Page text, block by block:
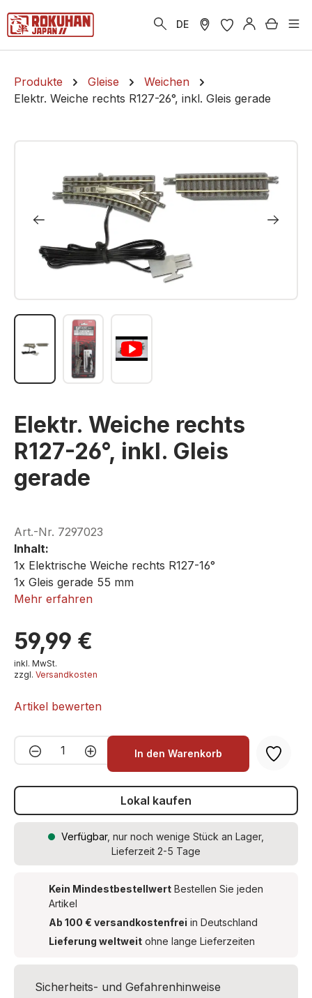
springen DE
Produkte Gleise
Weichen
Elektr. Weiche rechts R127-26°, inkl. Gleis gerade
Bildergalerie überspringen
Elektr. Weiche rechts
R127-26°, inkl. Gleis
gerade
Art.-Nr. 7297023
Inhalt:
1x Elektrische Weiche rechts R127-16°
1x Gleis gerade 55 mm
Mehr erfahren
59,99 €
inkl. MwSt.
zzgl. Versandkosten
Artikel bewerten
Produkt Anzahl: Gib den
In den Warenkorb
Lokal kaufen
Verfügbar, nur noch wenige Stück an Lager,
Lieferzeit 2-5 Tage
Kein Mindestbestellwert Bestellen Sie jeden
Artikel
Ab 100 € versandkostenfrei in Deutschland
Lieferung weltweit ohne lange Lieferzeiten
Sicherheits- und Gefahrenhinweise